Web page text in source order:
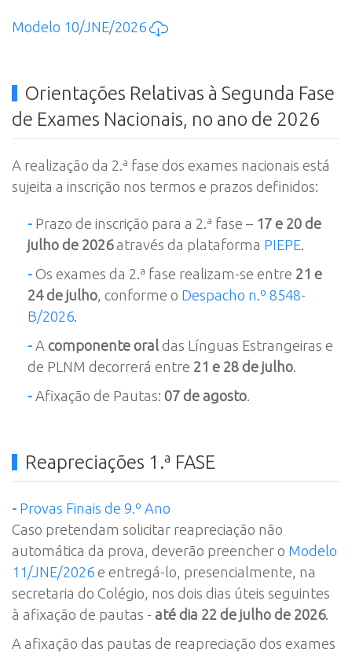
Modelo 10/JNE/2026
Orientações Relativas à Segunda Fase
de Exames Nacionais, no ano de 2026
A realização da 2.ª fase dos exames nacionais está
sujeita a inscrição nos termos e prazos definidos:
- Prazo de inscrição para a 2.ª fase – 17 e 20 de
julho de 2026através da plataforma PIEPE.
- Os exames da 2.ª fase realizam-se entre 21 e
24 de julho, conforme o Despacho n.º 8548-
B/2026.
- A componente oral das Línguas Estrangeiras e
de PLNM decorrerá entre 21 e 28 de julho.
- Afixação de Pautas: 07 de agosto.
Reapreciações 1.ª FASE
- Provas Finais de 9.º Ano
Caso pretendam solicitar reapreciação não
automática da prova, deverão preencher o Modelo
11/JNE/2026 e entregá-lo, presencialmente, na
secretaria do Colégio, nos dois dias úteis seguintes
à afixação de pautas - até dia 22 de julho de 2026.
A afixação das pautas de reapreciação dos exames